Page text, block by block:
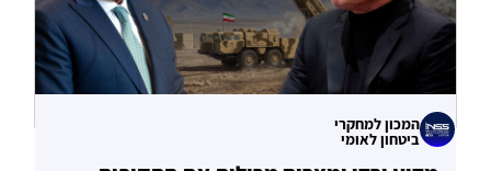
המכון למחקרי
ביטחון לאומי